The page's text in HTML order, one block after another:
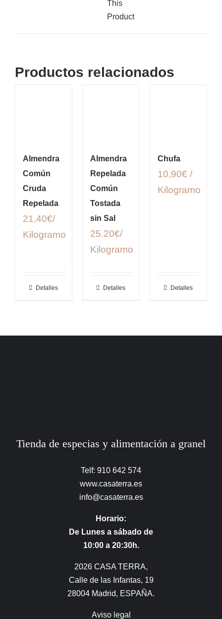
This
Product
Productos relacionados
Almendra
Común
Cruda
Repelada
21,40€/
Kilogramo
Detalles
Almendra
Repelada
Común
Tostada
sin Sal
25.20€/
Kilogramo
Detalles
Chufa
10,90€ /
Kilogramo
Detalles
Tienda de especias y alimentación a granel
Telf: 910 642 574
www.casaterra.es
info@casaterra.es
Horario:
De Lunes a sábado de
10:00 a 20:30h.
2026 CASA TERRA,
Calle de las Infantas, 19
28004 Madrid, ESPAÑA.
Aviso legal